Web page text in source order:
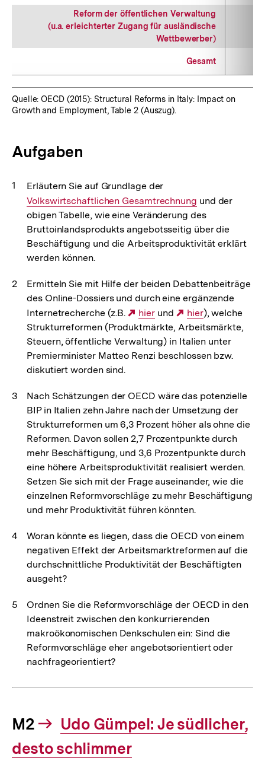
Reform der öffentlichen Verwaltung
(u.a. erleichterter Zugang für ausländische
Wettbewerber)
Gesamt
Quelle: OECD (2015): Structural Reforms in Italy: Impact on
Growth and Employment, Table 2 (Auszug).
Aufgaben
Erläutern Sie auf Grundlage der
Link:
Volkswirtschaftlichen Gesamtrechnung und der
obigen Tabelle, wie eine Veränderung des
Bruttoinlandsprodukts angebotsseitig über die
Beschäftigung und die Arbeitsproduktivität erklärt
werden können.
Ermitteln Sie mit Hilfe der beiden Debattenbeiträge
des Online-Dossiers und durch eine ergänzende
Internetrecherche (z.B.
Externer
Link:
hier und
Externer
Link:
hier), welche
Strukturreformen (Produktmärkte, Arbeitsmärkte,
Steuern, öffentliche Verwaltung) in Italien unter
Premierminister Matteo Renzi beschlossen bzw.
diskutiert worden sind.
Nach Schätzungen der OECD wäre das potenzielle
BIP in Italien zehn Jahre nach der Umsetzung der
Strukturreformen um 6,3 Prozent höher als ohne die
Reformen. Davon sollen 2,7 Prozentpunkte durch
mehr Beschäftigung, und 3,6 Prozentpunkte durch
eine höhere Arbeitsproduktivität realisiert werden.
Setzen Sie sich mit der Frage auseinander, wie die
einzelnen Reformvorschläge zu mehr Beschäftigung
und mehr Produktivität führen könnten.
Woran könnte es liegen, dass die OECD von einem
negativen Effekt der Arbeitsmarktreformen auf die
durchschnittliche Produktivität der Beschäftigten
ausgeht?
Ordnen Sie die Reformvorschläge der OECD in den
Ideenstreit zwischen den konkurrierenden
makroökonomischen Denkschulen ein: Sind die
Reformvorschläge eher angebotsorientiert oder
nachfrageorientiert?
M2
Interner
Link:
Udo Gümpel: Je südlicher,
desto schlimmer